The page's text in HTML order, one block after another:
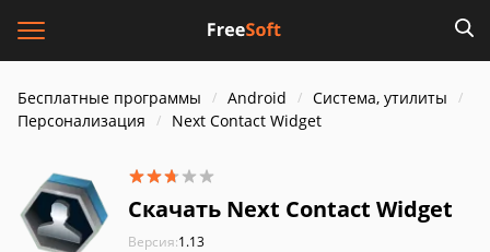
Бесплатные программы Android
Система, утилиты
Персонализация
Next Contact Widget
Скачать Next Contact Widget
Версия:1.13